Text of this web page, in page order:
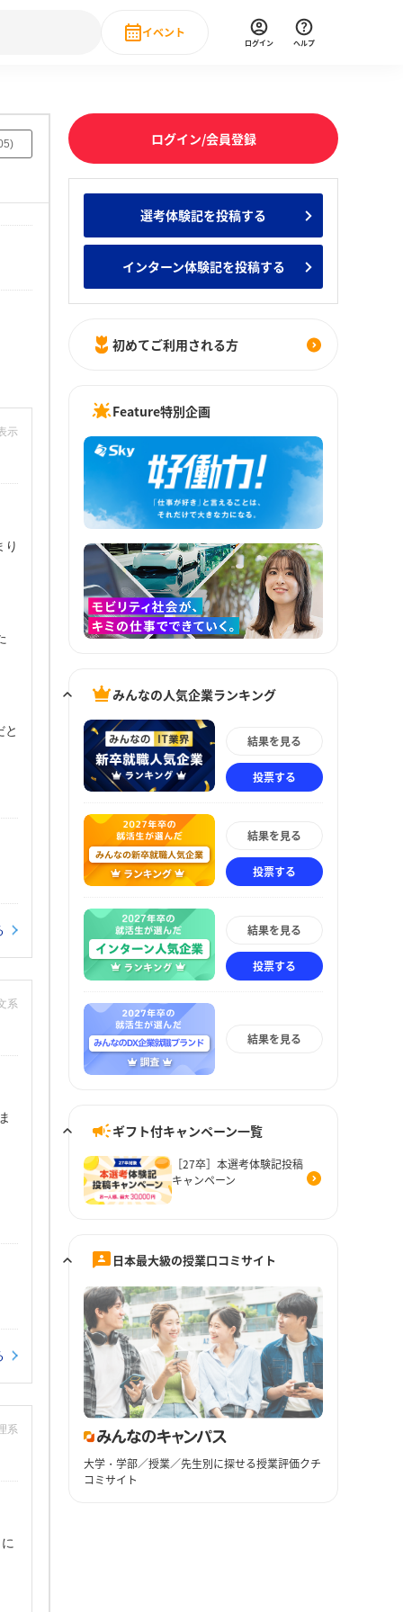
卒就職人気企業ランキング みんなのインターン人気企業ランキ
・DX現場社員インタビュー
イベント
直近のイベント一覧
ログイン ヘルプ
)
示
り
と
系
系
ログイン/会員登録
選考体験記を投稿する
インターン体験記を投稿する
初めてご利用される方
Feature特別企画
みんなの人気企業ランキング
結果を見る
投票する
結果を見る
投票する
結果を見る
投票する
結果を見る
ギフト付キャンペーン一覧
［27卒］本選考体験記投稿
キャンペーン
日本最大級の授業口コミサイト
大学・学部／授業／先生別に探せる授業評価クチ
コミサイト